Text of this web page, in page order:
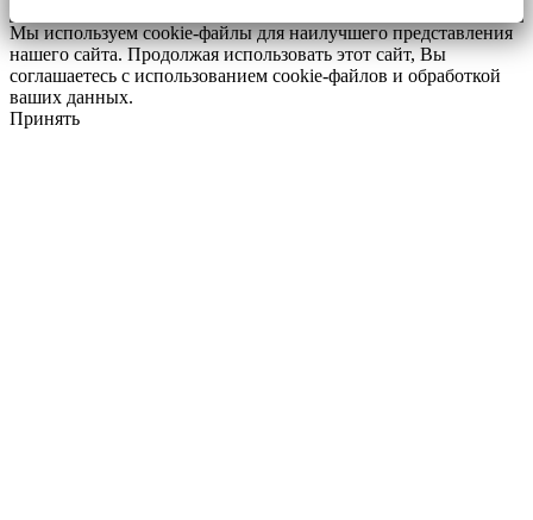
Мы используем cookie-файлы для наилучшего представления
нашего сайта. Продолжая использовать этот сайт, Вы
соглашаетесь с использованием cookie-файлов и обработкой
ваших данных.
Принять